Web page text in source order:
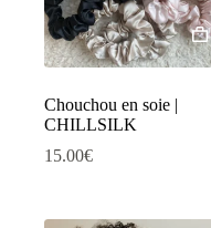
Chouchou en soie |
CHILLSILK
15.00€